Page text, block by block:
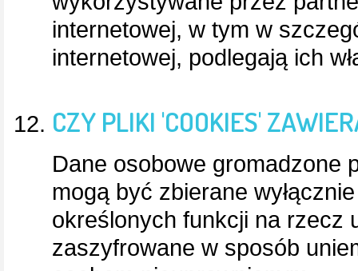
internetowej, w tym w
internetowej, podlegają ich
CZY PLIKI 'COOKIES'
Dane osobowe gromadzone
mogą być zbierane
określonych funkcji na rzecz
zaszyfrowane w sposób